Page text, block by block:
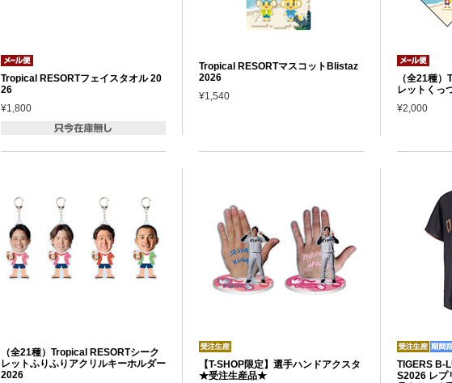
Tropical RESORTフェイスタオル 20
26
¥1,800
Tropical RESORTマスコットBlistaz
2026
¥1,540
（全21種
レットくっ
¥2,000
（全21種）Tropical RESORTシーク
レットふりふりアクリルキーホルダー
2026
【T-SHOP限定】選手ハンドアクスタ
★受注生産品★
TIGERS B-
S2026 レプ